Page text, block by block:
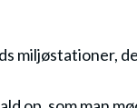
miljøstationer,